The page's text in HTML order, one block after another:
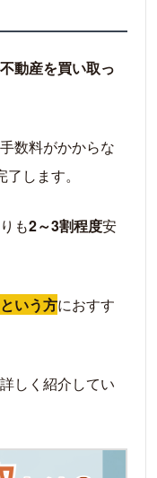
動産を買い取っ
数料がかからな
します。
も2～3割程度安
いう方におすす
しく紹介してい